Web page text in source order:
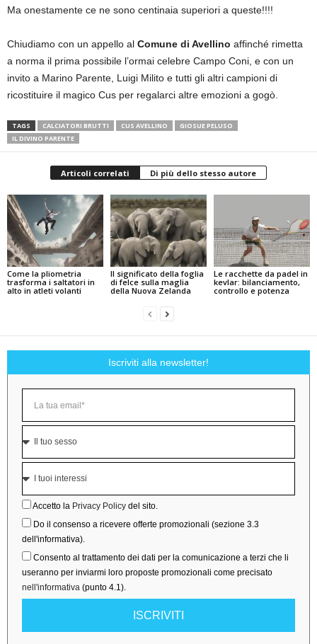
Ma onestamente ce ne sono centinaia superiori a queste!!!!
Chiudiamo con un appello al Comune di Avellino affinché rimetta
a norma il prima possibile l’ormai celebre Campo Coni, e con un
invito a Marino Parente, Luigi Milito e tutti gli altri campioni di
ricostituire il magico Cus per regalarci altre emozioni a gogò.
TAGS CALCIATORI BRUTTI CUS AVELLINO
GIOSUE PELUSO
IL DIVINO PARENTE
Articoli correlati Di più dello stesso autore
Come la pliometria
trasforma i saltatori in
alto in atleti volanti
Il significato della foglia
di felce sulla maglia
della Nuova Zelanda
Le racchette da padel in
kevlar: bilanciamento,
controllo e potenza
Iscriviti alla newsletter!
Accetto la Privacy Policy del sito.
Do il consenso a ricevere offerte promozionali (sezione 3.3
dell'informativa).
Consento al trattamento dei dati per la comunicazione a terzi che li
useranno per inviarmi loro proposte promozionali come precisato
nell'informativa (punto 4.1).
ISCRIVITI